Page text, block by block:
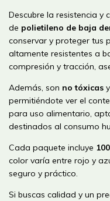
Descubre la resistencia y
de polietileno de baja
conservar y proteger tus
altamente resistentes a
compresión y tracción,
Además, son no tóxicas
permitiéndote ver el
para uso alimentario,
destinados al consumo
Cada paquete incluye
color varía entre rojo y
seguro y práctico.
Si buscas calidad y un